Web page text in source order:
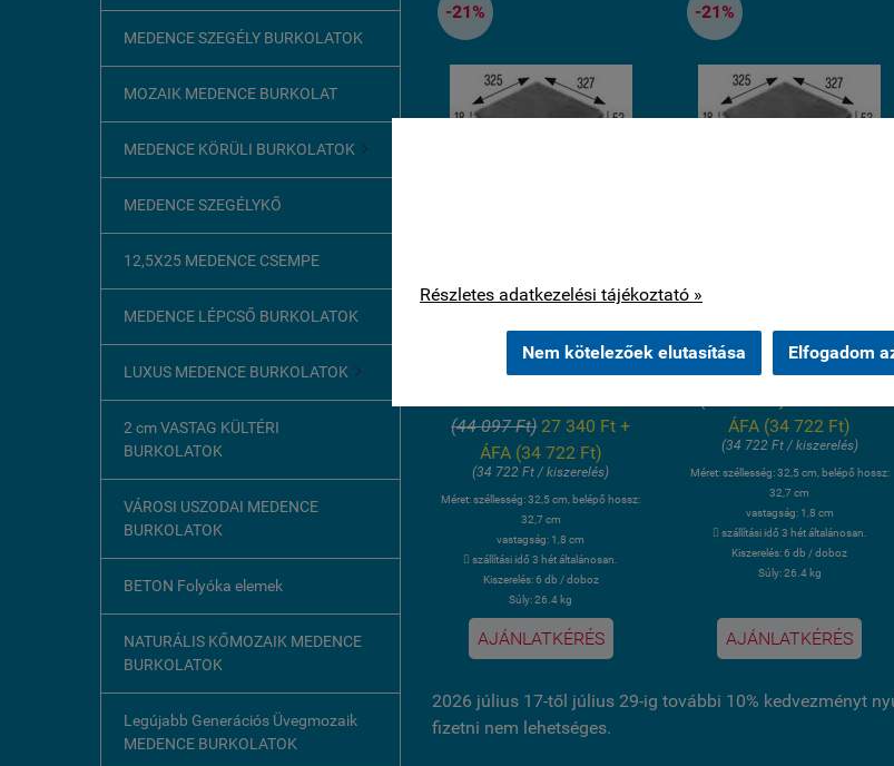
Részletes adatkezelési tájékoztató »
Nem kötelezőek elutasítása Elfogadom
MEDENCE SZEGÉLY BURKOLATOK
MOZAIK MEDENCE BURKOLAT
MEDENCE KÖRÜLI BURKOLATOK 
MEDENCE SZEGÉLYKŐ
12,5X25 MEDENCE CSEMPE
MEDENCE LÉPCSŐ BURKOLATOK
LUXUS MEDENCE BURKOLATOK 
2 cm VASTAG KÜLTÉRI
BURKOLATOK
VÁROSI USZODAI MEDENCE
BURKOLATOK
BETON Folyóka elemek
NATURÁLIS KŐMOZAIK MEDENCE
BURKOLATOK
Legújabb Generációs Üvegmozaik
MEDENCE BURKOLATOK
-21%
33X33 TATRA GRES
ÍVESÍTETT ÉLŰ LÉPCSŐ
BELÉPŐLAP
SZÉNSZÜRKE
(44 097 Ft) 27 340 Ft +
ÁFA (34 722 Ft)
(34 722 Ft / kiszerelés)
Méret: széllesség: 32,5 cm, belépő hossz:
32,7 cm
vastagság: 1,8 cm
 szállítási idő 3 hét általánosan.
Kiszerelés: 6 db / doboz
Súly: 26.4 kg
AJÁNLATKÉRÉS
-21%
BELÉPŐLAP BÉZS
34 722 Ft + ÁFA
ÁFA (34 722 Ft)
(34 722 Ft / kiszerelés)
Méret: széllesség: 32,5 cm, belépő hossz:
32,7 cm
vastagság: 1,8 cm
 szállítási idő 3 hét általánosan.
Kiszerelés: 6 db / doboz
Súly: 26.4 kg
AJÁNLATKÉRÉS
2026 július 17-től július 29-ig további 10% kedvezményt
fizetni nem lehetséges.